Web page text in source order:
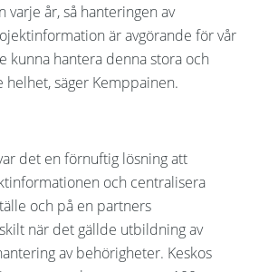
år, så hanteringen av
är avgörande för vår
kunna hantera denna stora och
säger Kemppainen.
det en förnuftig lösning att
och centralisera
och på en partners
när det gällde utbildning av
av behörigheter. Keskos